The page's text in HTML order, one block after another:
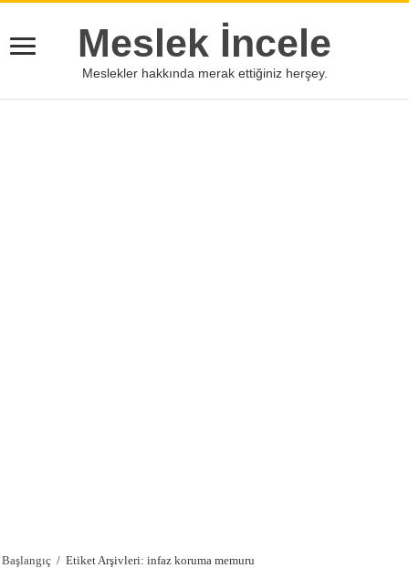
Meslek İncele
Meslekler hakkında merak ettiğiniz herşey.
Başlangıç / Etiket Arşivleri: infaz koruma memuru